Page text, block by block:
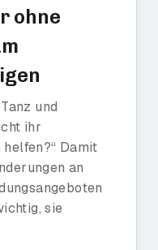
ohne
und
ihr
Damit
an
sie